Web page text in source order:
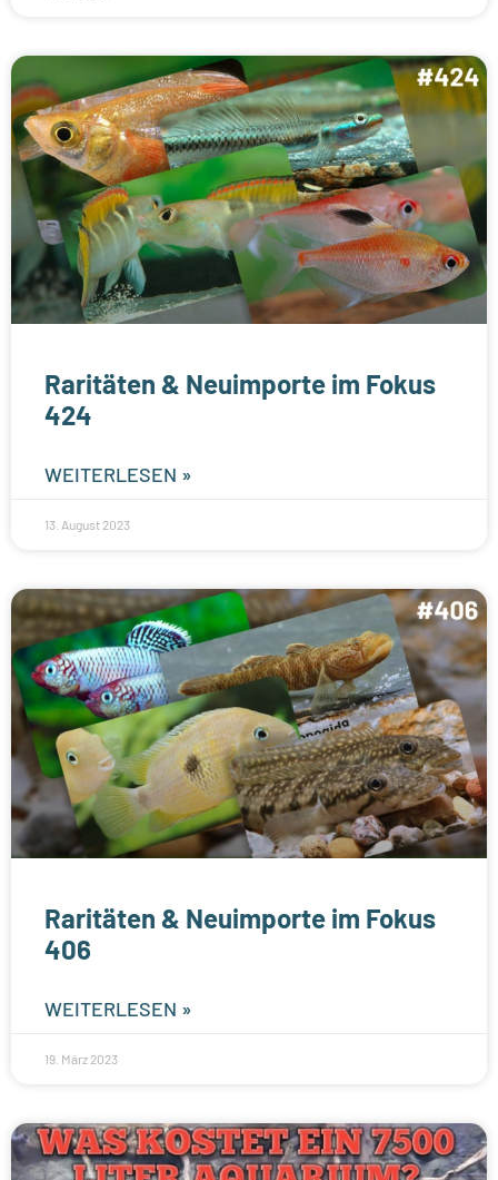
Raritäten & Neuimporte im Fokus
424
WEITERLESEN »
13. August 2023
Raritäten & Neuimporte im Fokus
406
WEITERLESEN »
19. März 2023